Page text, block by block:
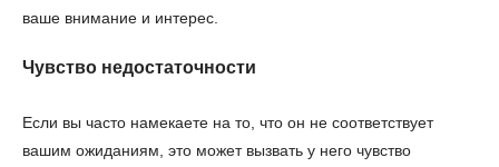
ваше внимание и интерес.
Чувство недостаточности
Если вы часто намекаете на то, что он не соответствует
вашим ожиданиям, это может вызвать у него чувство